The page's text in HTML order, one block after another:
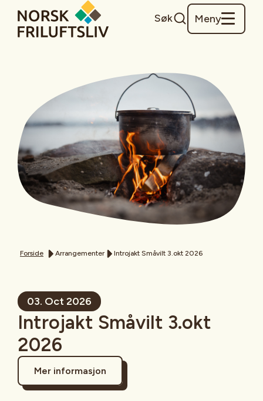
Søk Meny
Forside Arrangementer Introjakt Småvilt 3.okt 2026
03. Oct 2026
Introjakt Småvilt 3.okt
2026
Mer informasjon